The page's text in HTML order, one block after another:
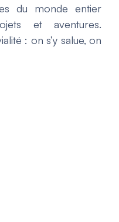
du monde entier
et aventures.
: on s’y salue, on